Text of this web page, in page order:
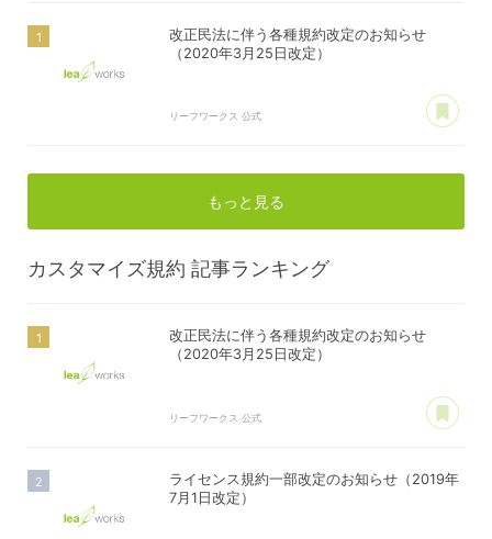
改正民法に伴う各種規約改定のお知らせ
（2020年3月25日改定）
リーフワークス 公式
もっと見る
カスタマイズ規約 記事ランキング
改正民法に伴う各種規約改定のお知らせ
（2020年3月25日改定）
リーフワークス 公式
ライセンス規約一部改定のお知らせ（2019年
7月1日改定）